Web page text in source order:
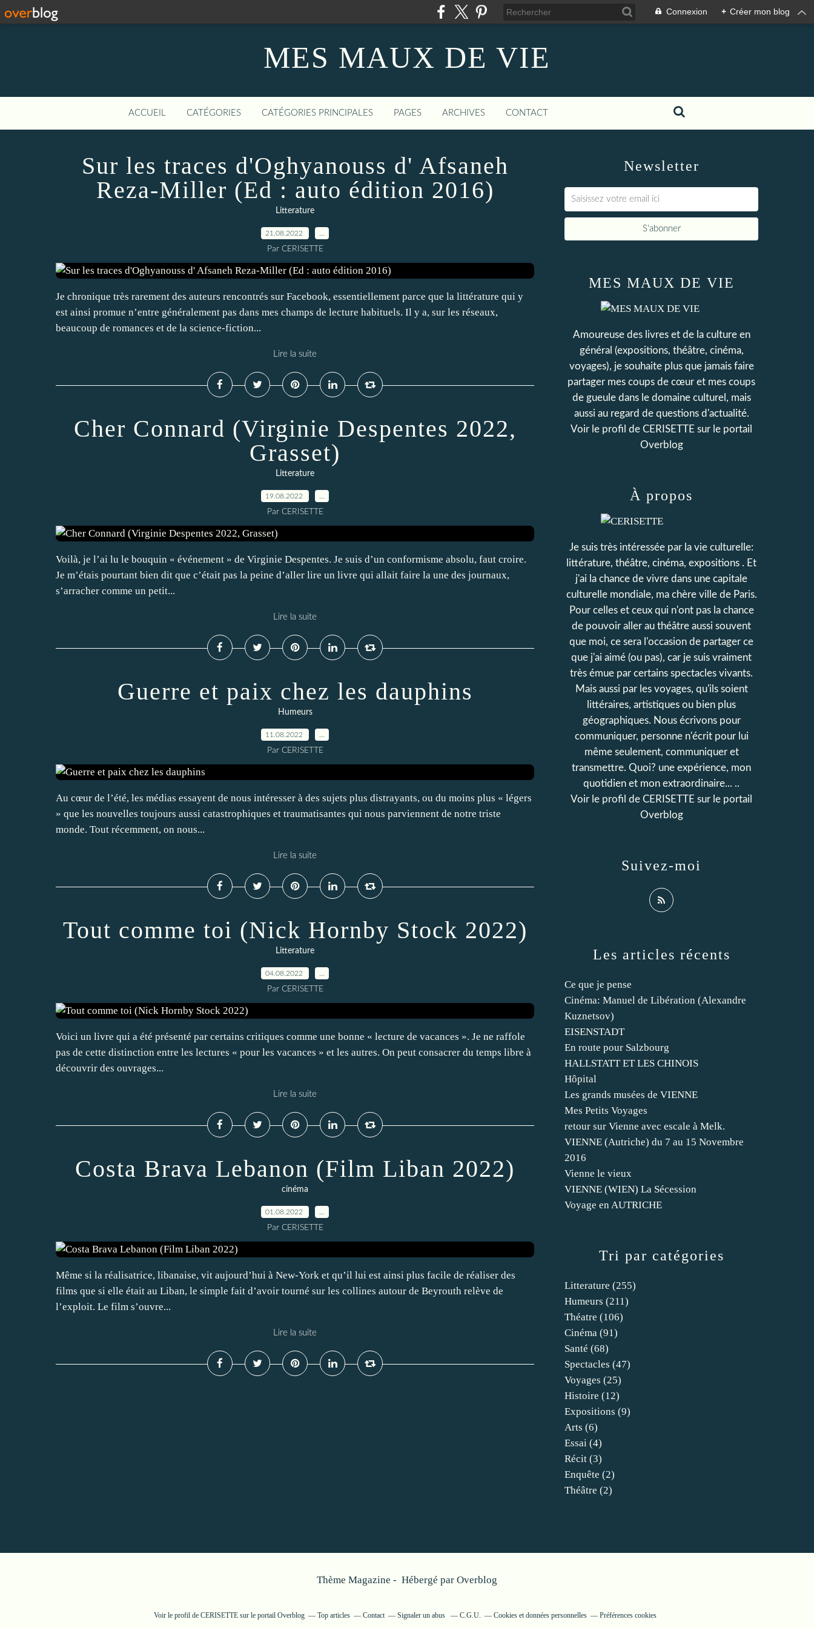
Connexion + Créer mon blog
MES MAUX DE VIE
ACCUEIL CATÉGORIES CATÉGORIES PRINCIPALES PAGES ARCHIVES CONTACT
Sur les traces d'Oghyanouss d' Afsaneh
Reza-Miller (Ed : auto édition 2016)
Litterature
21.08.2022
Par CERISETTE
Je chronique très rarement des auteurs rencontrés sur Facebook, essentiellement parce que la littérature qui y
est ainsi promue n’entre généralement pas dans mes champs de lecture habituels. Il y a, sur les réseaux,
beaucoup de romances et de la science-fiction...
Lire la suite
Cher Connard (Virginie Despentes 2022,
Grasset)
Litterature
19.08.2022
Par CERISETTE
Voilà, je l’ai lu le bouquin « événement » de Virginie Despentes. Je suis d’un conformisme absolu, faut croire.
Je m’étais pourtant bien dit que c’était pas la peine d’aller lire un livre qui allait faire la une des journaux,
s’arracher comme un petit...
Lire la suite
Guerre et paix chez les dauphins
Humeurs
11.08.2022
Par CERISETTE
Au cœur de l’été, les médias essayent de nous intéresser à des sujets plus distrayants, ou du moins plus « légers
» que les nouvelles toujours aussi catastrophiques et traumatisantes qui nous parviennent de notre triste
monde. Tout récemment, on nous...
Lire la suite
Tout comme toi (Nick Hornby Stock 2022)
Litterature
04.08.2022
Par CERISETTE
Voici un livre qui a été présenté par certains critiques comme une bonne « lecture de vacances ». Je ne raffole
pas de cette distinction entre les lectures « pour les vacances » et les autres. On peut consacrer du temps libre à
découvrir des ouvrages...
Lire la suite
Costa Brava Lebanon (Film Liban 2022)
cinéma
01.08.2022
Par CERISETTE
Même si la réalisatrice, libanaise, vit aujourd’hui à New-York et qu’il lui est ainsi plus facile de réaliser des
films que si elle était au Liban, le simple fait d’avoir tourné sur les collines autour de Beyrouth relève de
l’exploit. Le film s’ouvre...
Lire la suite
Newsletter
Tri par catégories
Litterature (255)
Humeurs (211)
Théatre (106)
Cinéma (91)
Santé (68)
Spectacles (47)
Voyages (25)
Histoire (12)
Expositions (9)
Arts (6)
Essai (4)
Récit (3)
Enquête (2)
Théâtre (2)
Les articles récents
Ce que je pense
Cinéma: Manuel de Libération (Alexandre
Kuznetsov)
EISENSTADT
En route pour Salzbourg
HALLSTATT ET LES CHINOIS
Hôpital
Les grands musées de VIENNE
Mes Petits Voyages
retour sur Vienne avec escale à Melk.
VIENNE (Autriche) du 7 au 15 Novembre
2016
Vienne le vieux
VIENNE (WIEN) La Sécession
Voyage en AUTRICHE
MES MAUX DE VIE
Amoureuse des livres et de la culture en
général (expositions, théâtre, cinéma,
voyages), je souhaite plus que jamais faire
partager mes coups de cœur et mes coups
de gueule dans le domaine culturel, mais
aussi au regard de questions d'actualité.
Voir le profil de CERISETTE sur le portail
Overblog
Suivez-moi
À propos
Je suis très intéressée par la vie culturelle:
littérature, théâtre, cinéma, expositions . Et
j'ai la chance de vivre dans une capitale
culturelle mondiale, ma chère ville de Paris.
Pour celles et ceux qui n'ont pas la chance
de pouvoir aller au théâtre aussi souvent
que moi, ce sera l'occasion de partager ce
que j'ai aimé (ou pas), car je suis vraiment
très émue par certains spectacles vivants.
Mais aussi par les voyages, qu'ils soient
littéraires, artistiques ou bien plus
géographiques. Nous écrivons pour
communiquer, personne n'écrit pour lui
même seulement, communiquer et
transmettre. Quoi? une expérience, mon
quotidien et mon extraordinaire... ..
Voir le profil de CERISETTE sur le portail
Overblog
Thème Magazine - Hébergé par Overblog
Voir le profil de CERISETTE sur le portail Overblog Top articles Contact Signaler un abus C.G.U. Cookies et données personnelles Préférences cookies